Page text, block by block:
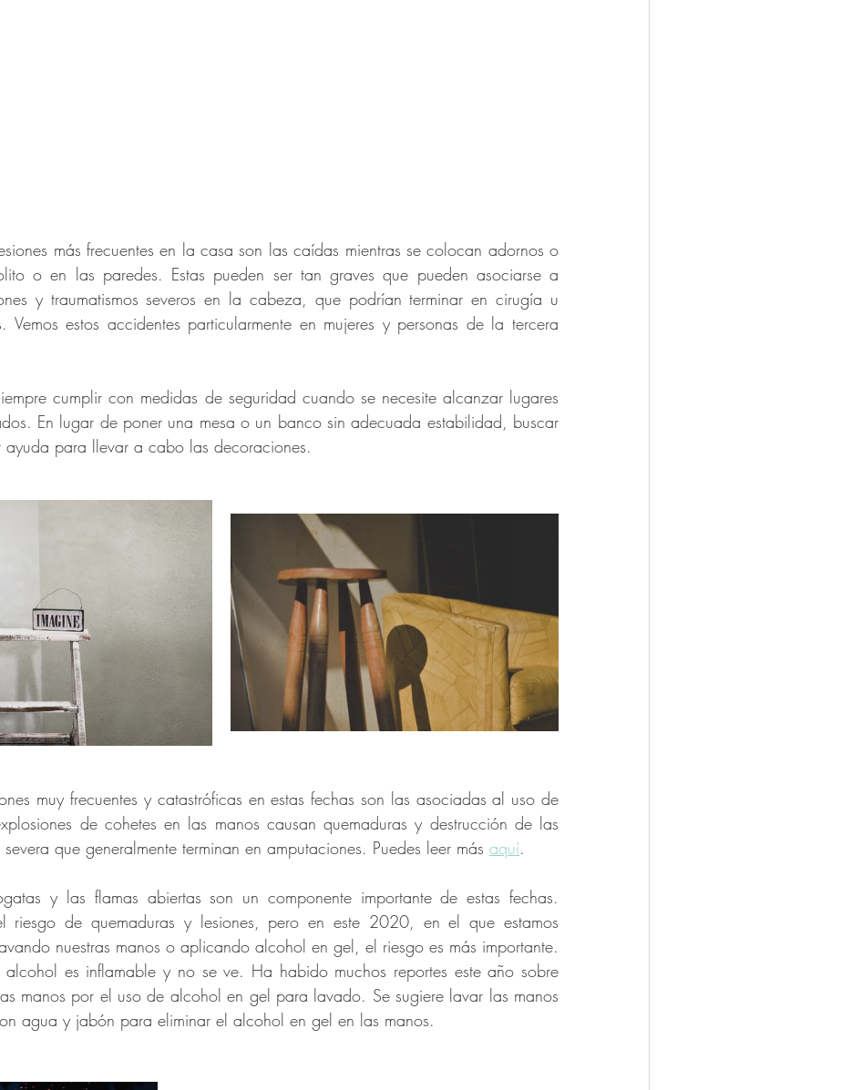
más frecuentes en la casa son las caídas mientras se colocan adornos o
o en las paredes. Estas pueden ser tan graves que pueden asociarse a
y traumatismos severos en la cabeza, que podrían terminar en cirugía u
Vemos estos accidentes particularmente en mujeres y personas de la tercera
cumplir con medidas de seguridad cuando se necesite alcanzar lugares
En lugar de poner una mesa o un banco sin adecuada estabilidad, buscar
ayuda para llevar a cabo las decoraciones.
muy frecuentes y catastróficas en estas fechas son las asociadas al uso de
de cohetes en las manos causan quemaduras y destrucción de las
que generalmente terminan en amputaciones. Puedes leer más aquí.
y las flamas abiertas son un componente importante de estas fechas.
riesgo de quemaduras y lesiones, pero en este 2020, en el que estamos
alcohol es inflamable y no se ve. Ha habido muchos reportes este año sobre
manos por el uso de alcohol en gel para lavado. Se sugiere lavar las manos
agua y jabón para eliminar el alcohol en gel en las manos.